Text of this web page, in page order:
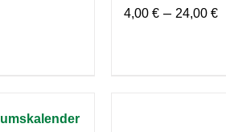
4,00 €– 24,00 €